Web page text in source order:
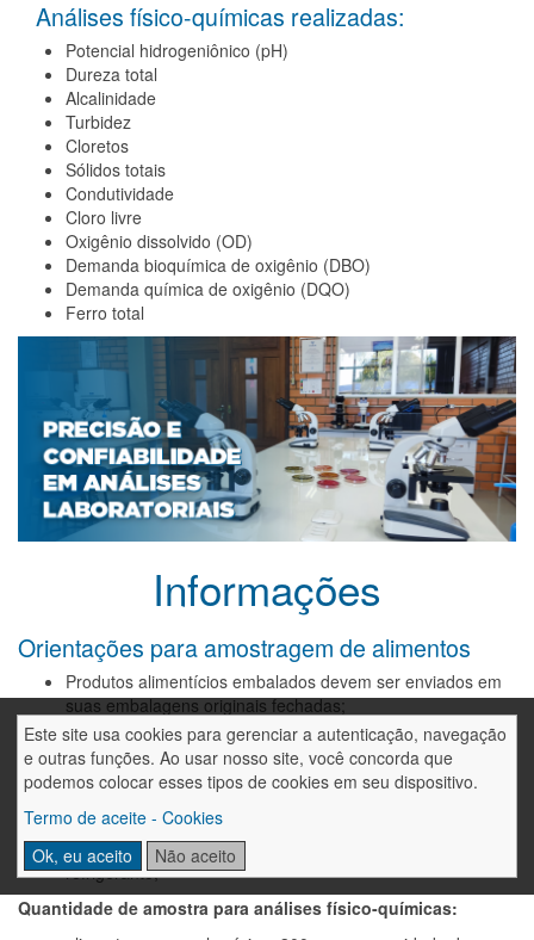
Este site usa cookies para gerenciar a autenticação, navegação
e outras funções. Ao usar nosso site, você concorda que
podemos colocar esses tipos de cookies em seu dispositivo.
Termo de aceite - Cookies
Ok, eu aceito
Não aceito
Análises físico-químicas realizadas:
Potencial hidrogeniônico (pH)
Dureza total
Alcalinidade
Turbidez
Cloretos
Sólidos totais
Condutividade
Cloro livre
Oxigênio dissolvido (OD)
Demanda bioquímica de oxigênio (DBO)
Demanda química de oxigênio (DQO)
Ferro total
Informações
Orientações para amostragem de alimentos
Produtos alimentícios embalados devem ser enviados em
suas embalagens originais fechadas;
Alimentos não embalados devem ser coletados em
recipientes (sacos ou frascos plásticos) novos;
Amostras de produtos perecíveis devem ser transportadas
refrigerante embalado em saco plástico. Não pode ocorrer
contato direto da amostra com o gelo ou material
refrigerante;
Quantidade de amostra para análises físico-químicas: